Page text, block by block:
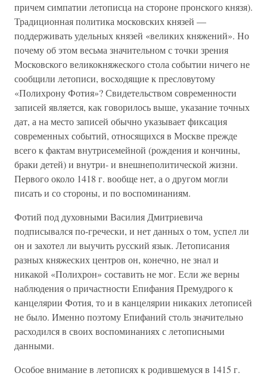
причем симпатии летописца на стороне пронского князя).
Традиционная политика московских князей —
поддерживать удельных князей «великих княжений». Но
почему об этом весьма значительном с точки зрения
Московского великокняжеского стола событии ничего не
сообщили летописи, восходящие к пресловутому
«Полихрону Фотия»? Свидетельством современности
записей является, как говорилось выше, указание точных
дат, а на место записей обычно указывает фиксация
современных событий, относящихся в Москве прежде
всего к фактам внутрисемейной (рождения и кончины,
браки детей) и внутри- и внешнеполитической жизни.
Первого около 1418 г. вообще нет, а о другом могли
писать и со стороны, и по воспоминаниям.
Фотий под духовными Василия Дмитриевича
подписывался по-гречески, и нет данных о том, успел ли
он и захотел ли выучить русский язык. Летописания
разных княжеских центров он, конечно, не знал и
никакой «Полихрон» составить не мог. Если же верны
наблюдения о причастности Епифания Премудрого к
канцелярии Фотия, то и в канцелярии никаких летописей
не было. Именно поэтому Епифаний столь значительно
расходился в своих воспоминаниях с летописными
данными.
Особое внимание в летописях к родившемуся в 1415 г.